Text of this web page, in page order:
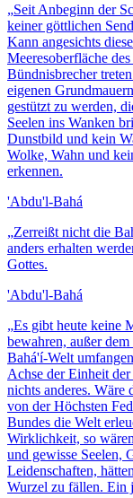
„Seit Anbeginn der
keiner göttlichen
Kann angesichts
Meeresoberfläche
Bündnisbrecher
eigenen
gestützt zu werden,
Seelen ins Wanken
Dunstbild und kein
Wolke, Wahn und
erkennen.
'Abdu'l-Bahá
„Zerreißt nicht die
anders erhalten
Gottes.
'Abdu'l-Bahá
„Es gibt heute keine
bewahren, außer
Bahá'í-Welt
Achse der Einheit
nichts anderes. Wäre
von der Höchsten
Bundes die Welt
Wirklichkeit, so
und gewisse Seelen,
Leidenschaften,
Wurzel zu fällen. Ein